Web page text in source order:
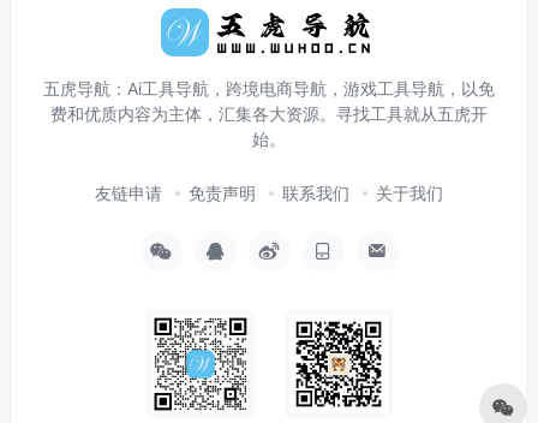
五虎导航：Ai工具导航，跨境电商导航，游戏工具导航，以免
费和优质内容为主体，汇集各大资源。寻找工具就从五虎开
始。
友链申请 免责声明 联系我们 关于我们